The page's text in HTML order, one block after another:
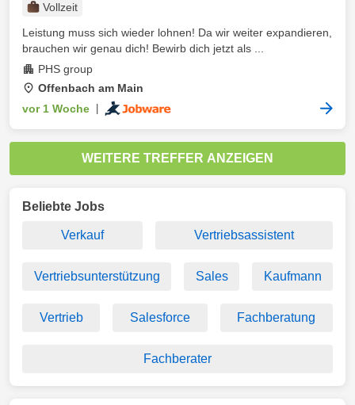
Vollzeit
Leistung muss sich wieder lohnen! Da wir weiter expandieren,
brauchen wir genau dich! Bewirb dich jetzt als ...
PHS group
Offenbach am Main
vor 1 Woche
WEITERE TREFFER ANZEIGEN
Beliebte Jobs
Verkauf Vertriebsassistent
Vertriebsunterstützung Sales Kaufmann
Vertrieb Salesforce Fachberatung
Fachberater